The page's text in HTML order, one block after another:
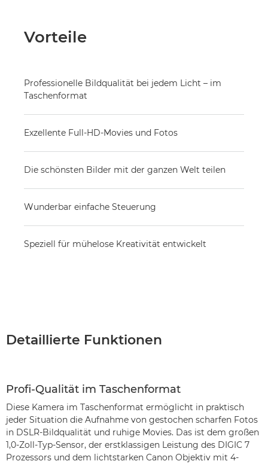
Vorteile
Professionelle Bildqualität bei jedem Licht – im
Taschenformat
Exzellente Full-HD-Movies und Fotos
Die schönsten Bilder mit der ganzen Welt teilen
Wunderbar einfache Steuerung
Speziell für mühelose Kreativität entwickelt
Detaillierte Funktionen
Profi-Qualität im Taschenformat
Diese Kamera im Taschenformat ermöglicht in praktisch
jeder Situation die Aufnahme von gestochen scharfen Fotos
in DSLR-Bildqualität und ruhige Movies. Das ist dem großen
1,0-Zoll-Typ-Sensor, der erstklassigen Leistung des DIGIC 7
Prozessors und dem lichtstarken Canon Objektiv mit 4-